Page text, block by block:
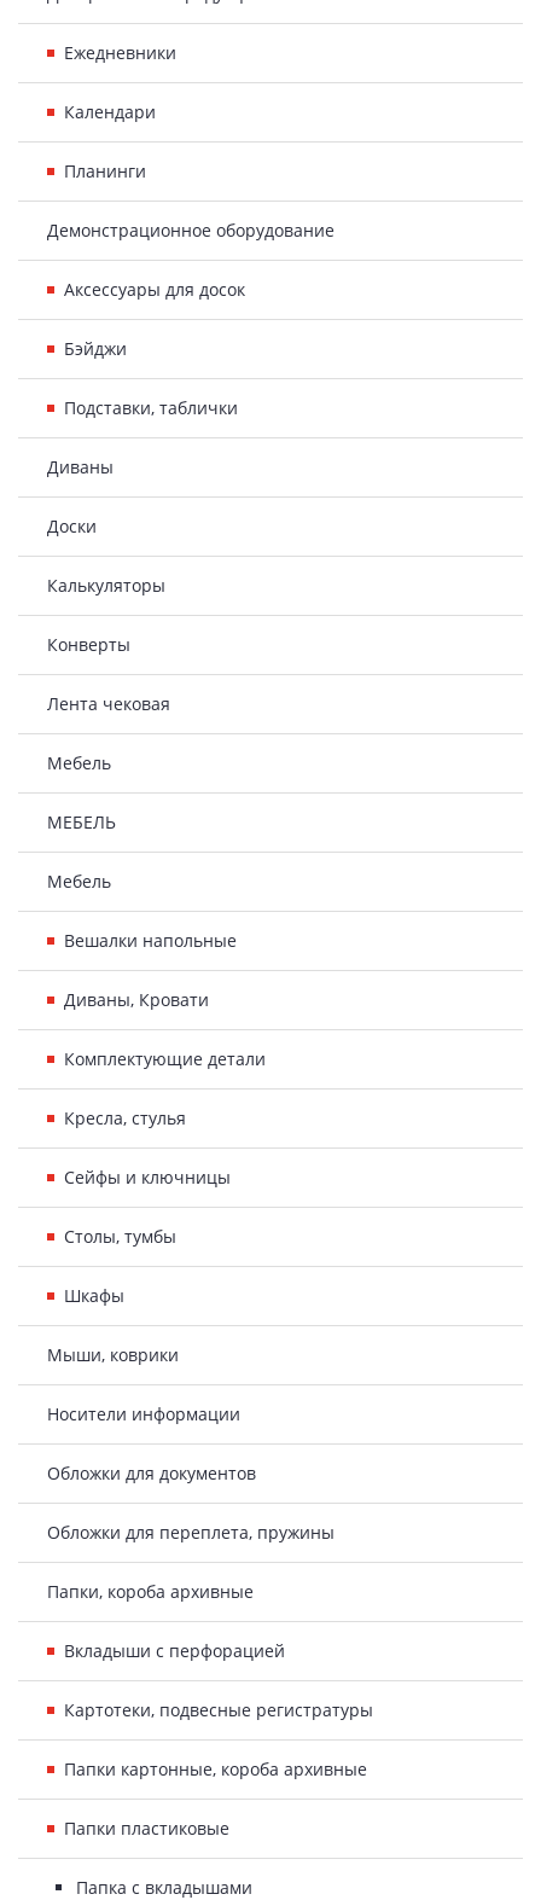
Ежедневники
Календари
Планинги
Демонстрационное оборудование
Аксессуары для досок
Бэйджи
Подставки, таблички
Диваны
Доски
Калькуляторы
Конверты
Лента чековая
Мебель
МЕБЕЛЬ
Мебель
Вешалки напольные
Диваны, Кровати
Комплектующие детали
Кресла, стулья
Сейфы и ключницы
Столы, тумбы
Шкафы
Мыши, коврики
Носители информации
Обложки для документов
Обложки для переплета, пружины
Папки, короба архивные
Вкладыши с перфорацией
Картотеки, подвесные регистратуры
Папки картонные, короба архивные
Папки пластиковые
Папка с вкладышами